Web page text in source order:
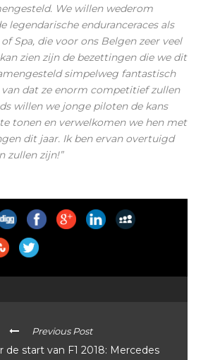
We willen wederom
legendarische enduranceraces als
Spa, die voor ons Belgen zeer veel
zien zijn de bezettingen die we dit
simpelweg fantastisch
van dat ze enorm competitief zullen
willen we jonge piloten de kans
tonen en verwelkomen we hen met
dit jaar. Ik ben ervan overtuigd
zullen zijn!”
Previous Post
de start van F1 2018: Mercedes